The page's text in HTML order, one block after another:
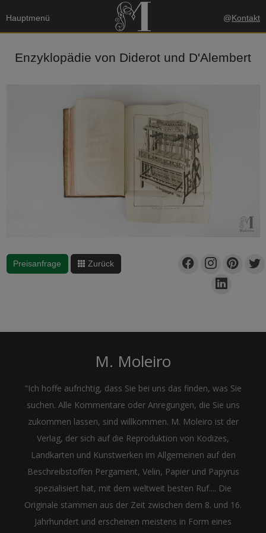
Hauptmenü @Kontakt
Enzyklopädie von Diderot und D'Alembert
Preisanfrage Zurück
M. Moleiro
"Ich hoffe aufrichtig, dass Sie bei uns das finden, was Sie
suchen. Alle Kommentare oder Anregungen, die Sie uns
zukommen lassen, sind willkommen. M. Moleiro ist der
Verlag, der sich auf die Reproduktion von Kodizes,
Landkarten und Kunstwerken im Allgemeinen auf den
Beschreibstoffen Pergament, Velin, Papier und Papyrus
spezialisiert hat, mit dem weltweit besten Ruf.... Die
Originale stammen aus der Zeit zwischen dem 8. und 16.
Jahrhundert und erscheinen meistens in Form eines